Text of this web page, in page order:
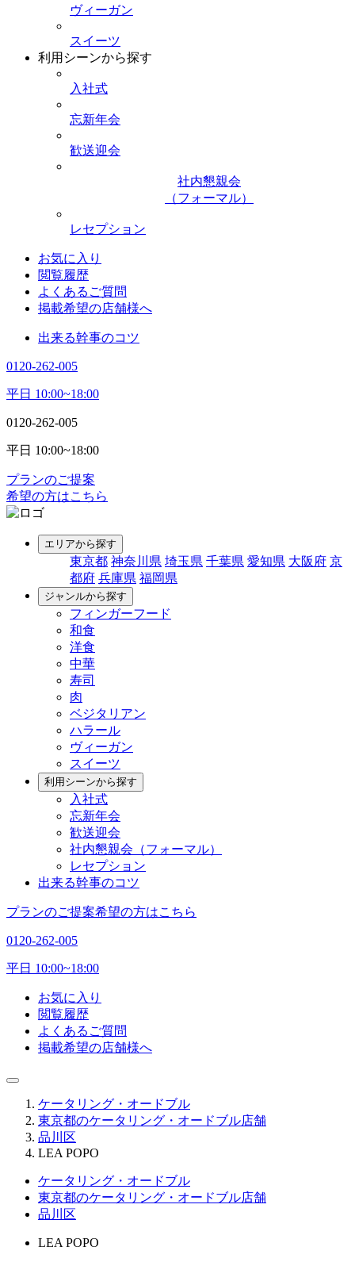
ヴィーガン
スイーツ
利用シーンから探す
入社式
忘新年会
歓送迎会
社内懇親会
（フォーマル）
レセプション
お気に入り
閲覧履歴
よくあるご質問
掲載希望の店舗様へ
出来る幹事のコツ
0120-262-005
平日 10:00~18:00
0120-262-005
平日 10:00~18:00
プランのご提案
希望の方はこちら
エリアから探す
東京都 神奈川県 埼玉県 千葉県 愛知県 大阪府 京
都府 兵庫県 福岡県
ジャンルから探す
フィンガーフード
和食
洋食
中華
寿司
肉
ベジタリアン
ハラール
ヴィーガン
スイーツ
利用シーンから探す
入社式
忘新年会
歓送迎会
社内懇親会（フォーマル）
レセプション
出来る幹事のコツ
プランのご提案希望の方はこちら
0120-262-005
平日 10:00~18:00
お気に入り
閲覧履歴
よくあるご質問
掲載希望の店舗様へ
ケータリング・オードブル
東京都のケータリング・オードブル店舗
品川区
LEA POPO
ケータリング・オードブル
東京都のケータリング・オードブル店舗
品川区
LEA POPO